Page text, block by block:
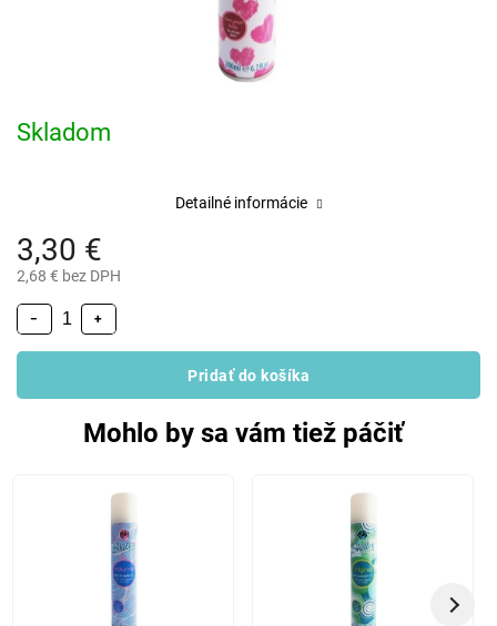
3,30 €
2,68 € bez DPH
Skladom
+
−
Pridať do košíka
Detailné informácie
Mohlo by sa vám tiež páčiť